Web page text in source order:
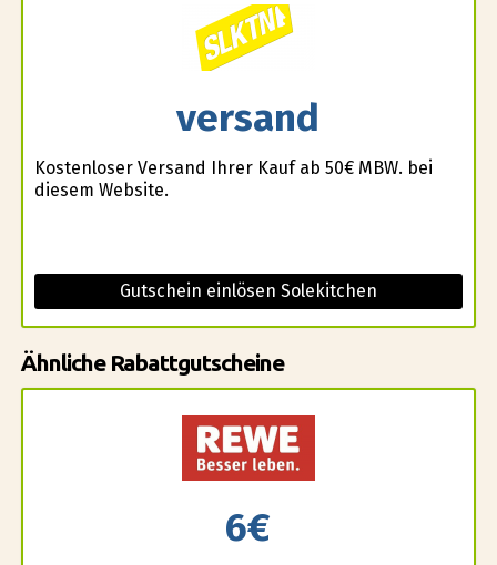
versand
Kostenloser Versand Ihrer Kauf ab 50€ MBW. bei
diesem Website.
Gutschein einlösen Solekitchen
Ähnliche Rabattgutscheine
6€